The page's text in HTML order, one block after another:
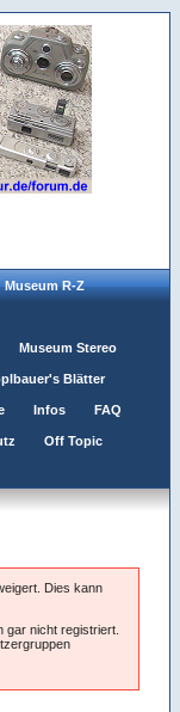
Museum R-Z
Museum Stereo
Blätter
Infos FAQ
Off Topic
Dies kann
gar nicht registriert.